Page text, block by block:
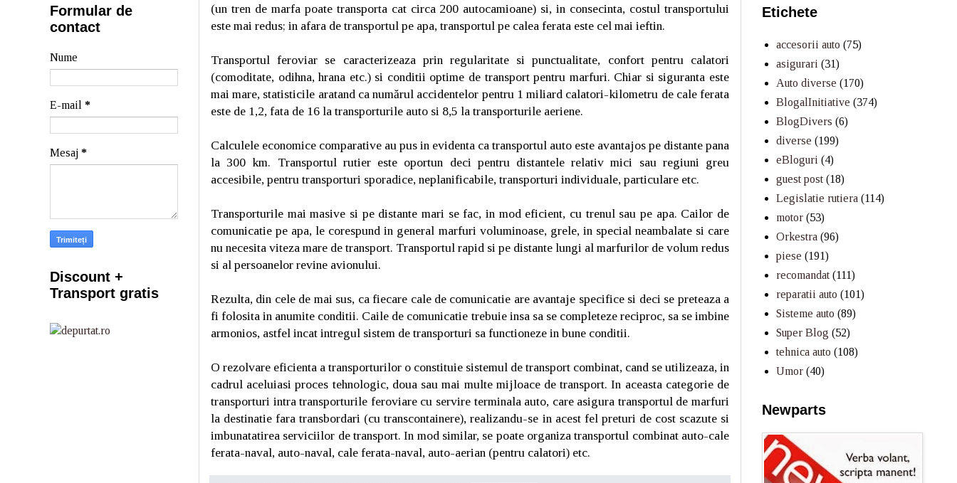
(un tren de marfa poate transporta cat circa 200 autocamioane) si, in consecinta, costul transportului
este mai redus; in afara de transportul pe apa, transportul pe calea ferata este cel mai ieftin.
Transportul feroviar se caracterizeaza prin regularitate si punctualitate, confort pentru calatori
(comoditate, odihna, hrana etc.) si conditii optime de transport pentru marfuri. Chiar si siguranta este
mai mare, statisticile aratand ca numărul accidentelor pentru 1 miliard calatori-kilometru de cale ferata
este de 1,2, fata de 16 la transporturile auto si 8,5 la transporturile aeriene.
Calculele economice comparative au pus in evidenta ca transportul auto este avantajos pe distante pana
la 300 km. Transportul rutier este oportun deci pentru distantele relativ mici sau regiuni greu
accesibile, pentru transporturi sporadice, neplanificabile, transporturi individuale, particulare etc.
Transporturile mai masive si pe distante mari se fac, in mod eficient, cu trenul sau pe apa. Cailor de
comunicatie pe apa, le corespund in general marfuri voluminoase, grele, in special neambalate si care
nu necesita viteza mare de transport. Transportul rapid si pe distante lungi al marfurilor de volum redus
si al persoanelor revine avionului.
Rezulta, din cele de mai sus, ca fiecare cale de comunicatie are avantaje specifice si deci se preteaza a
fi folosita in anumite conditii. Caile de comunicatie trebuie insa sa se completeze reciproc, sa se imbine
armonios, astfel incat intregul sistem de transporturi sa functioneze in bune conditii.
O rezolvare eficienta a transporturilor o constituie sistemul de transport combinat, cand se utilizeaza, in
cadrul aceluiasi proces tehnologic, doua sau mai multe mijloace de transport. In aceasta categorie de
transporturi intra transporturile feroviare cu servire terminala auto, care asigura transportul de marfuri
la destinatie fara transbordari (cu transcontainere), realizandu-se in acest fel preturi de cost scazute si
imbunatatirea serviciilor de transport. In mod similar, se poate organiza transportul combinat auto-cale
ferata-naval, auto-naval, cale ferata-naval, auto-aerian (pentru calatori) etc.
Formular de
contact
Nume
E-mail *
Mesaj *
Discount +
Transport gratis
Etichete
accesorii auto (75)
asigurari (31)
Auto diverse (170)
BlogalInitiative (374)
BlogDivers (6)
diverse (199)
eBloguri (4)
guest post (18)
Legislatie rutiera (114)
motor (53)
Orkestra (96)
piese (191)
recomandat (111)
reparatii auto (101)
Sisteme auto (89)
Super Blog (52)
tehnica auto (108)
Umor (40)
Newparts